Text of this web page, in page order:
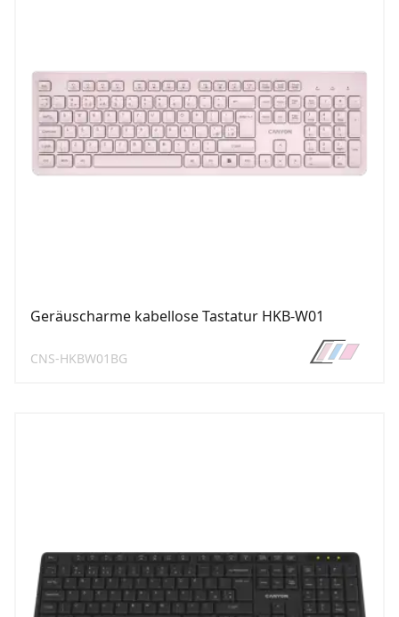
Geräuscharme kabellose Tastatur HKB-W01
CNS-HKBW01BG